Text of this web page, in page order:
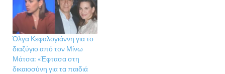
Όλγα Κεφαλογιάννη για το
διαζύγιο από τον Μίνω
Μάτσα: «Έφτασα στη
δικαιοσύνη για τα παιδιά